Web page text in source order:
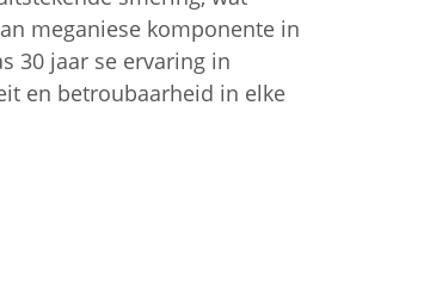
meganiese komponente in
30 jaar se ervaring in
en betroubaarheid in elke